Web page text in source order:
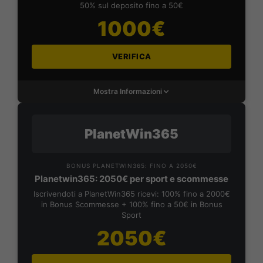
50% sul deposito fino a 50€
1000€
VERIFICA
Mostra Informazioni
PlanetWin365
BONUS PLANETWIN365: FINO A 2050€
Planetwin365: 2050€ per sport e scommesse
Iscrivendoti a PlanetWin365 ricevi: 100% fino a 2000€
in Bonus Scommesse + 100% fino a 50€ in Bonus
Sport
2050€